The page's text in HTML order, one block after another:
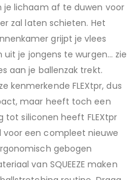
je lichaam af te duwen voor
zal laten schieten. Het
grijpt je vlees
je jongens te wurgen… zie
aan je ballenzak trekt.
kenmerkende FLEXtpr, dus
maar heeft toch een
tot siliconen heeft FLEXtpr
een compleet nieuwe
gebogen
van SQUEEZE maken